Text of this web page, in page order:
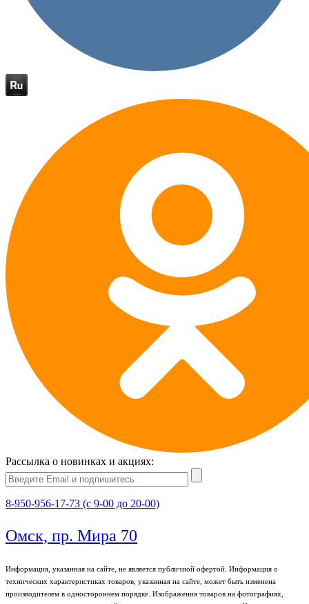
Рассылка о новинках и акциях:
8-950-956-17-73 (с 9-00 до 20-00)
Омск, пр. Мира 70
Информация, указанная на сайте, не является публичной офертой. Информация о
технических характеристиках товаров, указанная на сайте, может быть изменена
производителем в одностороннем порядке. Изображения товаров на фотографиях,